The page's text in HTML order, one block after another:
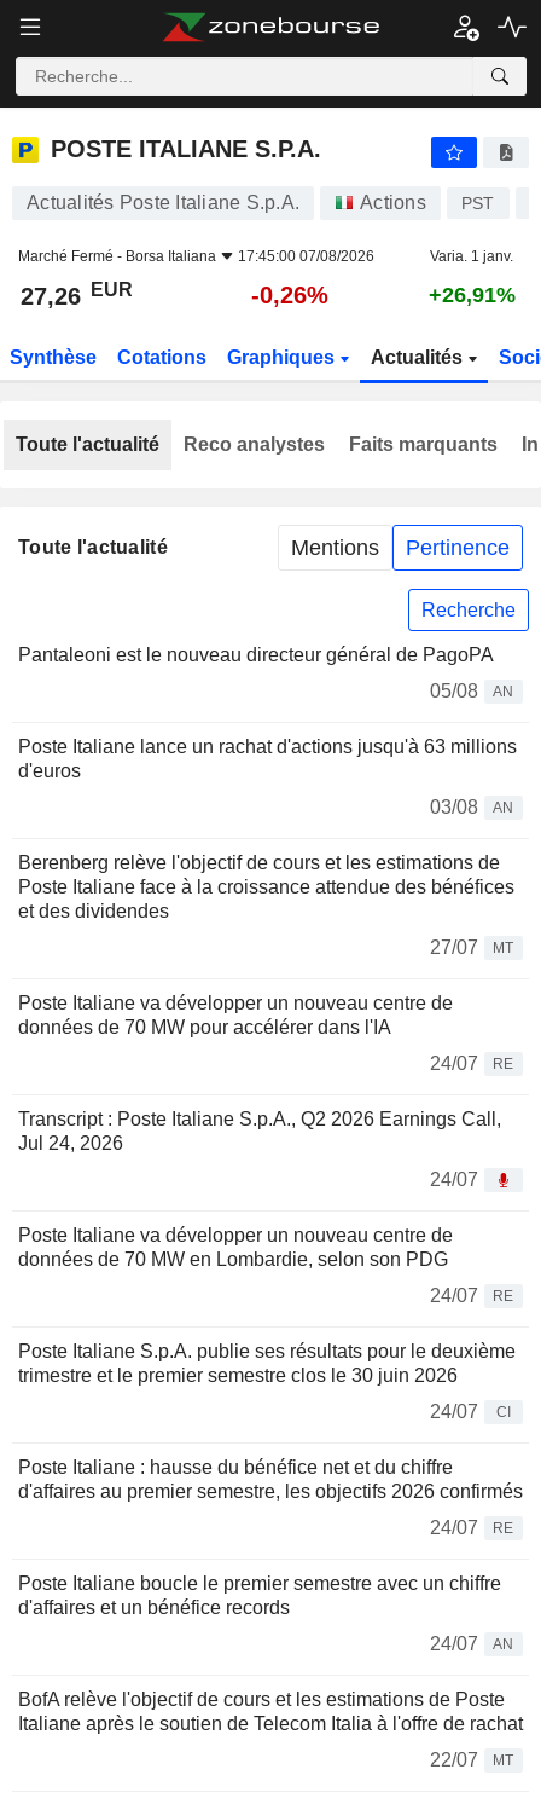
POSTE ITALIANE S.P.A.
POSTE ITALIANE S.P.A.
Actualités Poste Italiane S.p.A. Actions PST
Marché Fermé - Borsa Italiana 17:45:00 07/08/2026 Varia. 1 janv.
27,26 EUR -0,26% +26,91%
Synthèse Cotations Graphiques Actualités
Toute l'actualité Mentions Pertinence
Recherche
Pantaleoni est le nouveau directeur général de PagoPA
05/08
AN
Poste Italiane lance un rachat d'actions jusqu'à 63 millions
d'euros
03/08
AN
Berenberg relève l'objectif de cours et les estimations de
Poste Italiane face à la croissance attendue des bénéfices
et des dividendes
27/07
MT
Poste Italiane va développer un nouveau centre de
données de 70 MW pour accélérer dans l'IA
24/07
RE
Transcript : Poste Italiane S.p.A., Q2 2026 Earnings Call,
Jul 24, 2026
24/07
Poste Italiane va développer un nouveau centre de
données de 70 MW en Lombardie, selon son PDG
24/07
RE
Poste Italiane S.p.A. publie ses résultats pour le deuxième
trimestre et le premier semestre clos le 30 juin 2026
24/07
CI
Poste Italiane : hausse du bénéfice net et du chiffre
d'affaires au premier semestre, les objectifs 2026 confirmés
24/07
RE
Poste Italiane boucle le premier semestre avec un chiffre
d'affaires et un bénéfice records
24/07
AN
BofA relève l'objectif de cours et les estimations de Poste
Italiane après le soutien de Telecom Italia à l'offre de rachat
22/07
MT
Toute l'actualité Reco analystes Faits marquants